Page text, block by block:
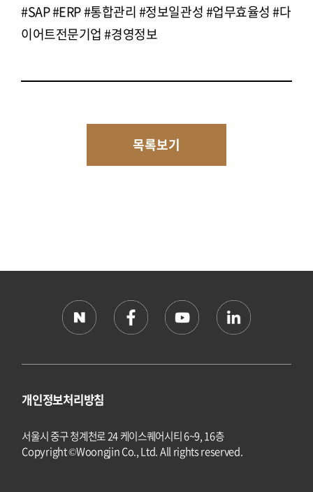
#SAP #ERP #통합관리 #정보일관성 #업무효율성 #다
이어트전문기업 #경영정보
목록보기
개인정보처리방침
서울시 중구 청계천로 24 케이스퀘어시티 6~9, 16층
Copyright ©Woongjin Co., Ltd. All rights reserved.